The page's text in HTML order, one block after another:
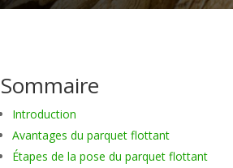
Sommaire
Introduction
Avantages du parquet flottant
Étapes de la pose du parquet flottant